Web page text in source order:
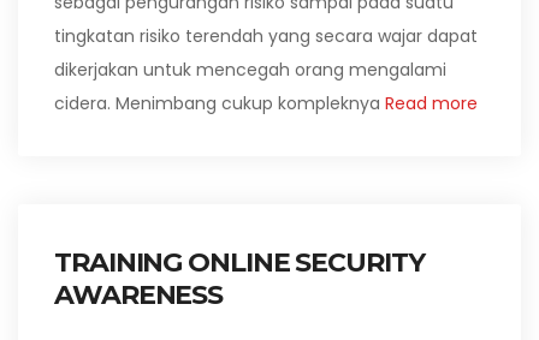
tingkatan risiko terendah yang secara wajar dapat
dikerjakan untuk mencegah orang mengalami
cidera. Menimbang cukup kompleknya Read more
TRAINING ONLINE SECURITY
AWARENESS